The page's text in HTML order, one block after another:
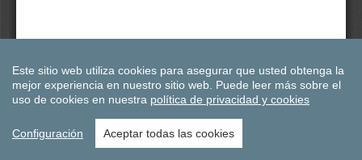
Este sitio web utiliza cookies para asegurar que usted obtenga la
mejor experiencia en nuestro sitio web. Puede leer más sobre el
uso de cookies en nuestra política de privacidad y cookies
Configuración Aceptar todas las cookies